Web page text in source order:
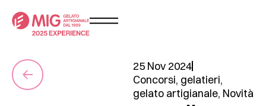
25 Nov 2024
Concorsi, gelatieri,
gelato artigianale, Novità